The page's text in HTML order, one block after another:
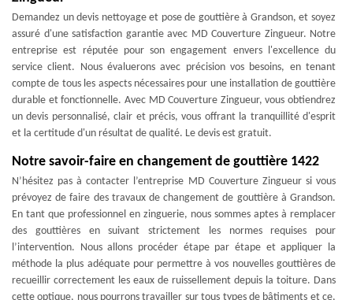
Demandez un devis nettoyage et pose de gouttière à Grandson, et soyez
assuré d'une satisfaction garantie avec MD Couverture Zingueur. Notre
entreprise est réputée pour son engagement envers l'excellence du
service client. Nous évaluerons avec précision vos besoins, en tenant
compte de tous les aspects nécessaires pour une installation de gouttière
durable et fonctionnelle. Avec MD Couverture Zingueur, vous obtiendrez
un devis personnalisé, clair et précis, vous offrant la tranquillité d'esprit
et la certitude d'un résultat de qualité. Le devis est gratuit.
Notre savoir-faire en changement de gouttière 1422
N’hésitez pas à contacter l’entreprise MD Couverture Zingueur si vous
prévoyez de faire des travaux de changement de gouttière à Grandson.
En tant que professionnel en zinguerie, nous sommes aptes à remplacer
des gouttières en suivant strictement les normes requises pour
l’intervention. Nous allons procéder étape par étape et appliquer la
méthode la plus adéquate pour permettre à vos nouvelles gouttières de
recueillir correctement les eaux de ruissellement depuis la toiture. Dans
cette optique, nous pourrons travailler sur tous types de bâtiments et ce,